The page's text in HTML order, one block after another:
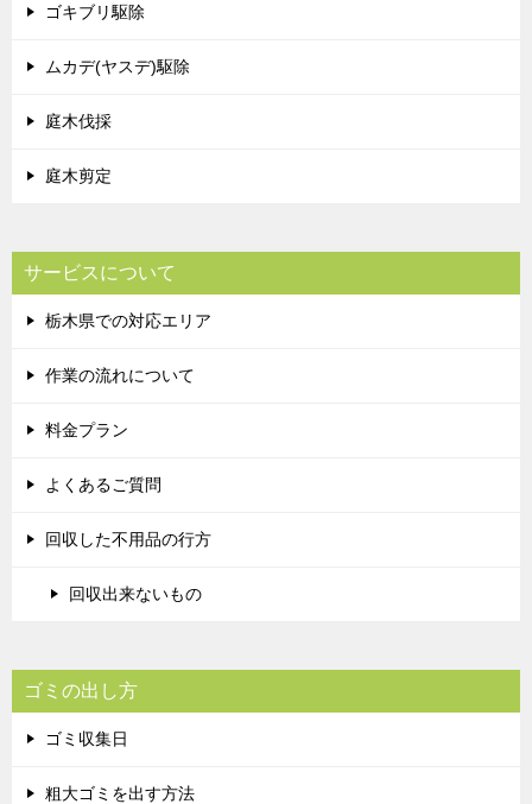
ゴキブリ駆除
ムカデ(ヤスデ)駆除
庭木伐採
庭木剪定
サービスについて
栃木県での対応エリア
作業の流れについて
料金プラン
よくあるご質問
回収した不用品の行方
回収出来ないもの
ゴミの出し方
ゴミ収集日
粗大ゴミを出す方法